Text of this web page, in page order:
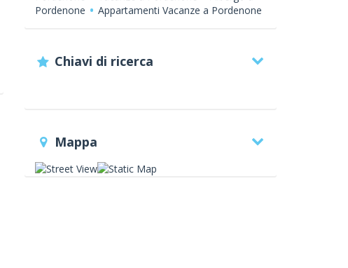
Pordenone
Appartamenti Vacanze a Pordenone
Chiavi di ricerca
Mappa